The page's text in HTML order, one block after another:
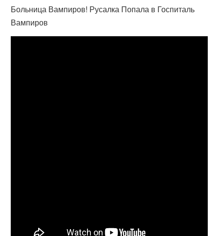
Больница Вампиров! Русалка Попала в Госпиталь
Вампиров